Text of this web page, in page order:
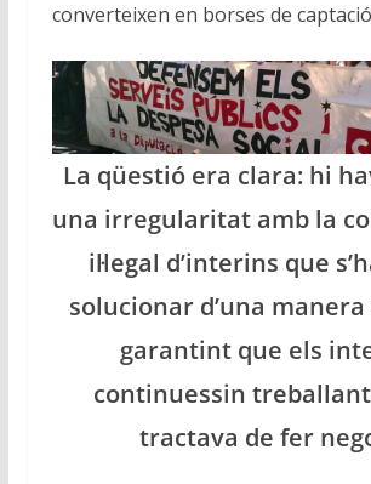
converteixen en borses de captació
La qüestió era clara: hi
una irregularitat amb la
il·legal d’interins que
solucionar d’una
garantint que els
continuessin
tractava de fer